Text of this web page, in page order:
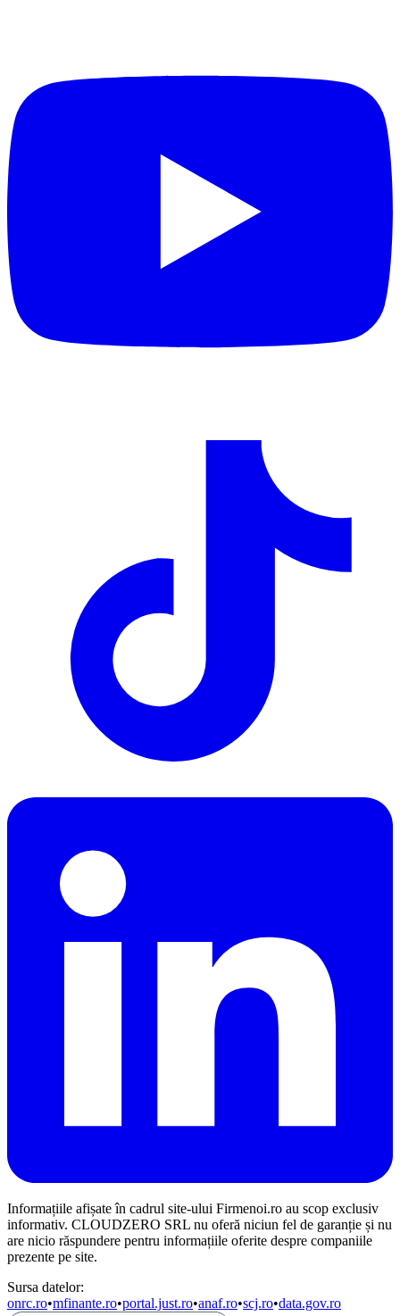
Informațiile afișate în cadrul site-ului Firmenoi.ro au scop exclusiv
informativ. CLOUDZERO SRL nu oferă niciun fel de garanție și nu
are nicio răspundere pentru informațiile oferite despre companiile
prezente pe site.
Sursa datelor:
onrc.ro•mfinante.ro•portal.just.ro•anaf.ro•scj.ro•data.gov.ro